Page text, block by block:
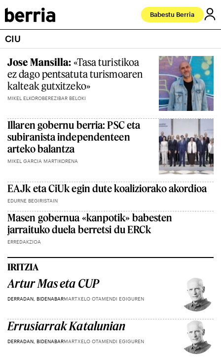
Babestu Berria
CIU
Jose Mansilla: «Tasa turistikoa
ez dago pentsatuta turismoaren
kalteak gutxitzeko»
MIKEL ELKOROBEREZIBAR BELOKI
Illaren gobernu berria: PSC eta
subiranista independenteen
arteko balantza
MIKEL GARCIA MARTIKORENA
EAJk eta CiUk egin dute koaliziorako akordioa
EDURNE BEGIRISTAIN
Masen gobernua «kanpotik» babesten
jarraituko duela berretsi du ERCk
ERREDAKZIOA
IRITZIA
Artur Mas eta CUP
DERRADAN, BIDENABARMARTXELO OTAMENDI EGIGUREN
Errusiarrak Katalunian
DERRADAN, BIDENABARMARTXELO OTAMENDI EGIGUREN